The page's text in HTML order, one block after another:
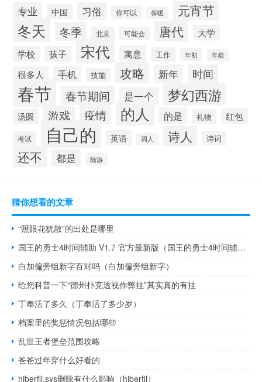
专业 中国 习俗 你可以 保暖 元宵节
冬天 冬季 北京 可能会 唐代
大学
学校
孩子 宋代 寓意 工作 年初 年龄
很多人 手机 技能 攻略 新年 时间
春节 春节期间 是一个 梦幻西游
汤圆 游戏 疫情 的人 的是 礼物 红包
考试 自己的 英语 词人 诗人 诗词
还不 都是 陆游
猜你想看的文章
“照眼花犹散”的出处是哪里
国王的勇士4时间辅助 V1.7 官方最新版（国王的勇士4时间辅助 V1.7 官方最新版功能简介）
白加偏旁组新字百对吗（白加偏旁组新字）
给您科普一下“德州扑克透视作弊挂”其实真的有挂
丁奉活了多久（丁奉活了多少岁）
档案里的奖惩情况包括哪些
乱世王者堡垒范围攻略
爸爸过年穿什么好看的
hiberfil.sys删除有什么影响（hiberfil）